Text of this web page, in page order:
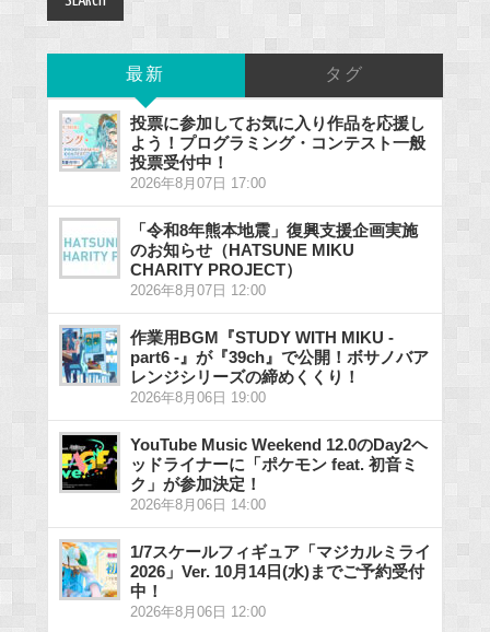
最新 タグ
投票に参加してお気に入り作品を応援し
よう！プログラミング・コンテスト一般
投票受付中！
2026年8月07日 17:00
「令和8年熊本地震」復興支援企画実施
のお知らせ（HATSUNE MIKU
CHARITY PROJECT）
2026年8月07日 12:00
作業用BGM『STUDY WITH MIKU -
part6 -』が『39ch』で公開！ボサノバア
レンジシリーズの締めくくり！
2026年8月06日 19:00
YouTube Music Weekend 12.0のDay2ヘ
ッドライナーに「ポケモン feat. 初音ミ
ク」が参加決定！
2026年8月06日 14:00
1/7スケールフィギュア「マジカルミライ
2026」Ver. 10月14日(水)までご予約受付
中！
2026年8月06日 12:00